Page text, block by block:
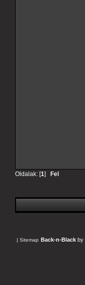
Oldalak: [1] Fel
| Sitemap Back-n-Black by